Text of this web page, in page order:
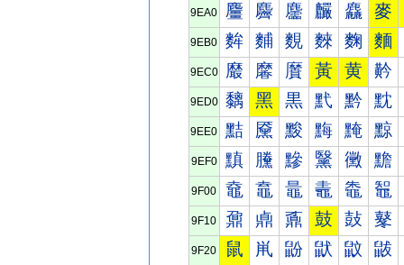
9EA0 麠 麡 麢 麣 麤 麥
9EB0 麰 麱 麲 麳 麴 麵
9EC0 黀 黁 黂 黃 黄 黅
9ED0 黐 黑 黒 黓 黔 黕
9EE0 黠 黡 黢 黣 黤 黥
9EF0 黰 黱 黲 黳 黴 黵
9F00 鼀 鼁 鼂 鼃 鼄 鼅
9F10 鼐 鼑 鼒 鼓 鼔 鼕
9F20 鼠 鼡 鼢 鼣 鼤 鼥